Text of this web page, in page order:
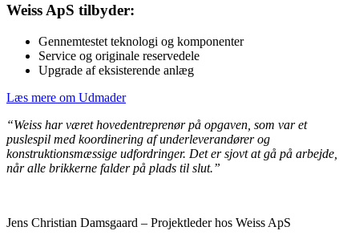
Weiss ApS tilbyder:
Gennemtestet teknologi og komponenter
Service og originale reservedele
Upgrade af eksisterende anlæg
Læs mere om Udmader
“Weiss har været hovedentreprenør på opgaven, som var et
puslespil med koordinering af underleverandører og
konstruktionsmæssige udfordringer. Det er sjovt at gå på arbejde,
når alle brikkerne falder på plads til slut.”
Jens Christian Damsgaard – Projektleder hos Weiss ApS